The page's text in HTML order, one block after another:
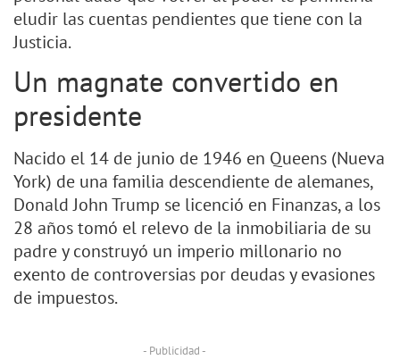
eludir las cuentas pendientes que tiene con la
Justicia.
Un magnate convertido en
presidente
Nacido el 14 de junio de 1946 en Queens (Nueva
York) de una familia descendiente de alemanes,
Donald John Trump se licenció en Finanzas, a los
28 años tomó el relevo de la inmobiliaria de su
padre y construyó un imperio millonario no
exento de controversias por deudas y evasiones
de impuestos.
- Publicidad -